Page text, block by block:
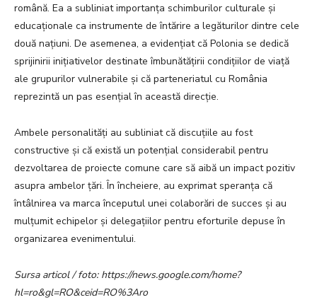
română. Ea a subliniat importanța schimburilor culturale și
educaționale ca instrumente de întărire a legăturilor dintre cele
două națiuni. De asemenea, a evidențiat că Polonia se dedică
sprijinirii inițiativelor destinate îmbunătățirii condițiilor de viață
ale grupurilor vulnerabile și că parteneriatul cu România
reprezintă un pas esențial în această direcție.
Ambele personalități au subliniat că discuțiile au fost
constructive și că există un potențial considerabil pentru
dezvoltarea de proiecte comune care să aibă un impact pozitiv
asupra ambelor țări. În încheiere, au exprimat speranța că
întâlnirea va marca începutul unei colaborări de succes și au
mulțumit echipelor și delegațiilor pentru eforturile depuse în
organizarea evenimentului.
Sursa articol / foto: https://news.google.com/home?
hl=ro&gl=RO&ceid=RO%3Aro